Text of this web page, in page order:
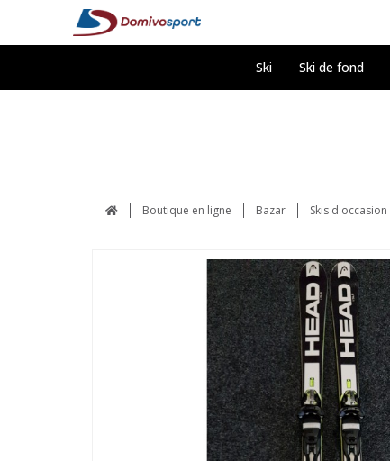
Ski Ski de fond
Boutique en ligne Bazar Skis d'occasion